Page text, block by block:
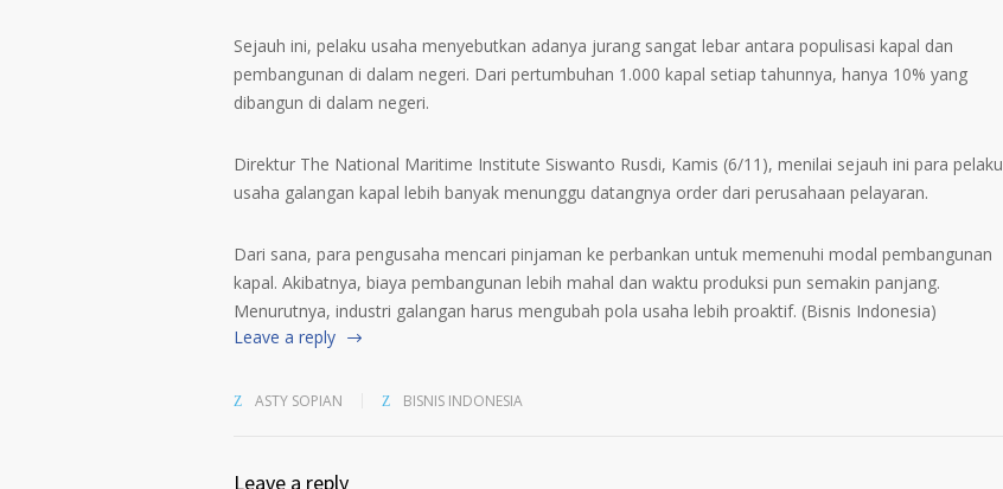
Sejauh ini, pelaku usaha menyebutkan adanya jurang sangat lebar antara populisasi kapal dan
pembangunan di dalam negeri. Dari pertumbuhan 1.000 kapal setiap tahunnya, hanya 10% yang
dibangun di dalam negeri.
Direktur The National Maritime Institute Siswanto Rusdi, Kamis (6/11), menilai sejauh ini para pelaku
usaha galangan kapal lebih banyak menunggu datangnya order dari perusahaan pelayaran.
Dari sana, para pengusaha mencari pinjaman ke perbankan untuk memenuhi modal pembangunan
kapal. Akibatnya, biaya pembangunan lebih mahal dan waktu produksi pun semakin panjang.
Menurutnya, industri galangan harus mengubah pola usaha lebih proaktif. (Bisnis Indonesia)
Leave a reply
ASTY SOPIAN BISNIS INDONESIA
Leave a reply